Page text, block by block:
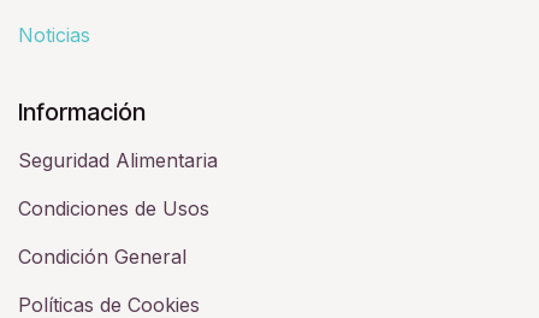
Noticias
Información
Seguridad Alimentaria
Condiciones de Usos
Condición General
Políticas de Cookies